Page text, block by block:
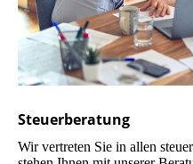
Steuerberatung
Wir vertreten Sie in allen